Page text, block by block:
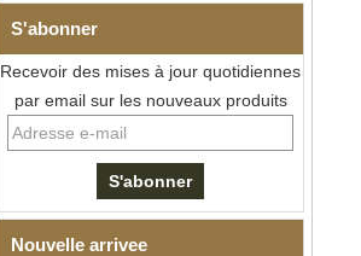
S'abonner
Recevoir des mises à jour quotidiennes
par email sur les nouveaux produits
Nouvelle arrivee
Bracelet à maillons I en acier
inoxydable 304 en
céramique de zircone noire
pour hommes, fermoir
316L, bracelet à maillons
thérapeutiques avec pierres
magnétiques et germanium
intégrées